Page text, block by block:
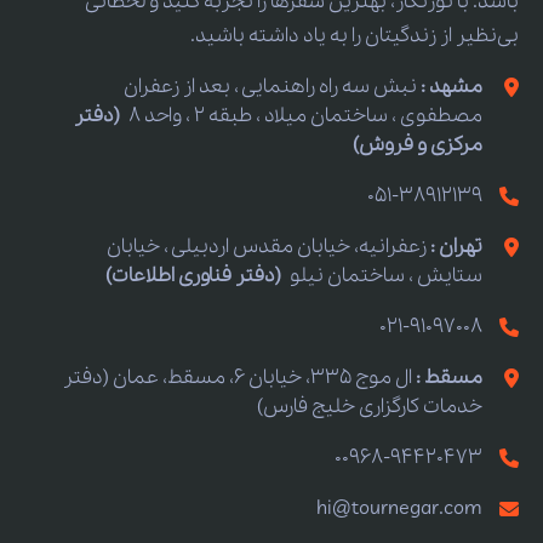
بی‌نظیر از زندگیتان را به یاد داشته باشید.
مشهد : نبش سه راه راهنمایی ، بعد از زعفران
مصطفوی ، ساختمان میلاد ، طبقه 2 ، واحد 8
(دفتر
مرکزی و فروش)
051-38912139
تهران :زعفرانیه، خیابان مقدس اردبیلی ، خیابان
ستایش ، ساختمان نیلو (دفتر فناوری اطلاعات)
021-91097008
مسقط :
ال موج 335، خیابان 6، مسقط، عمان (دفتر
خدمات کارگزاری خلیج فارس)
00968-94420473
hi@tournegar.com